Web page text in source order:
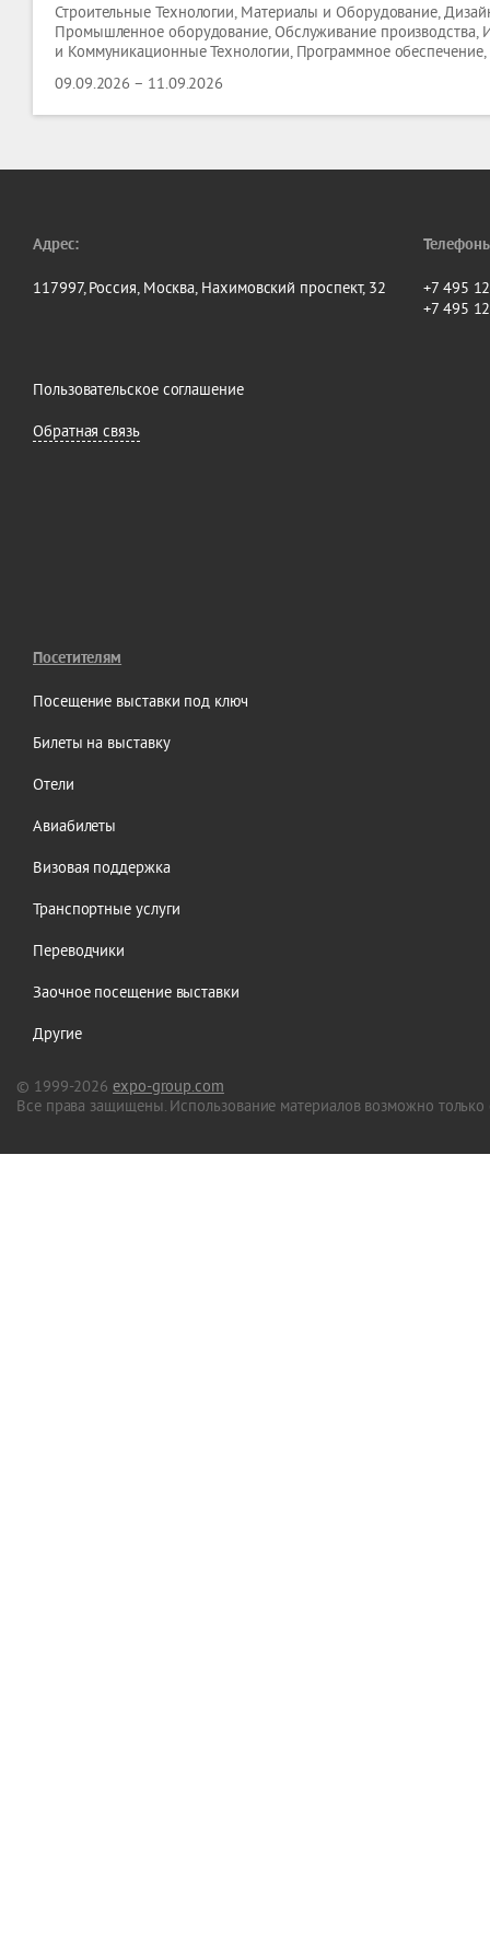
Строительные Технологии, Материалы и Оборудование,
Промышленное оборудование, Обслуживание
и Коммуникационные Технологии, Программное обеспечение,
09.09.2026 – 11.09.2026
Адрес:
117997, Россия, Москва, Нахимовский проспект, 32
+7 495
+7 495
Пользовательское соглашение
Обратная связь
Посетителям
Посещение выставки под ключ
Билеты на выставку
Отели
Авиабилеты
Визовая поддержка
Транспортные услуги
Переводчики
Заочное посещение выставки
Другие
© 1999-2026 expo-group.com
Все права защищены. Использование материалов возможно